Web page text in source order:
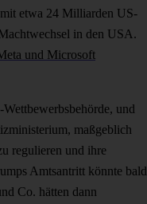
etwa 24 Milliarden US-
in den USA.
und Microsoft
und
maßgeblich
regulieren und ihre
Amtsantritt könnte bald
Co. hätten dann